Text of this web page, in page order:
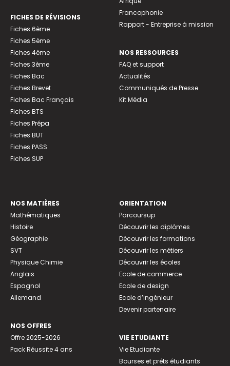
FICHES DE RÉVISIONS
Fiches 6ème
Fiches 5ème
Fiches 4ème
Fiches 3ème
Fiches Bac
Fiches Brevet
Fiches Bac Français
Fiches BTS
Fiches Prépa
Fiches BUT
Fiches PASS
Fiches SUP
Francophonie
Rapport - Entreprise à mission
NOS RESSOURCES
FAQ et support
Actualités
Communiqués de Presse
Kit Média
NOS MATIÈRES
Mathématiques
Histoire
Géographie
SVT
Physique Chimie
Anglais
Espagnol
Allemand
NOS OFFRES
Offre 2025-2026
Pack Réussite 4 ans
ORIENTATION
Parcoursup
Découvrir les diplômes
Découvrir les formations
Découvrir les métiers
Découvrir les écoles
Ecole de commerce
Ecole de design
Ecole d’ingénieur
Devenir partenaire
VIE ETUDIANTE
Vie Etudiante
Bourses et prêts étudiants